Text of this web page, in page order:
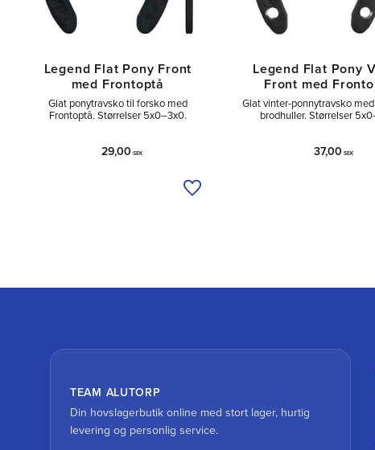
Legend Flat Pony Front
med Frontoptå
Glat ponytravsko til forsko med
Frontoptå. Størrelser 5x0–3x0.
29,00 SEK
Tilføj til ønskeliste
Legend Flat Pony
Front med
Glat vinter-ponnytravsko
brodhuller. Størrelser
37,00 SEK
TEAM ALUTORP
Din hovslagerbutik online med stort lager, hurtig
levering og personlig service.